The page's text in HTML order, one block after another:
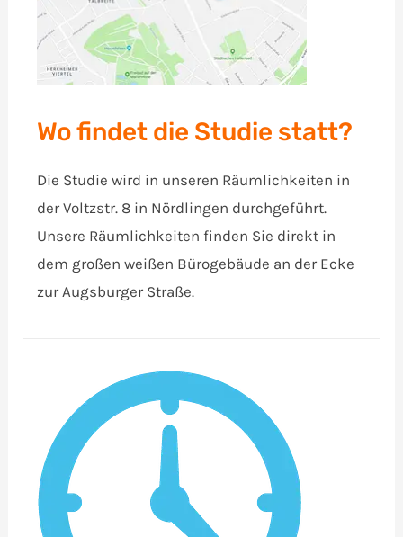
Wo findet die Studie statt?
Die Studie wird in unseren Räumlichkeiten in
der Voltzstr. 8 in Nördlingen durchgeführt.
Unsere Räumlichkeiten finden Sie direkt in
dem großen weißen Bürogebäude an der Ecke
zur Augsburger Straße.